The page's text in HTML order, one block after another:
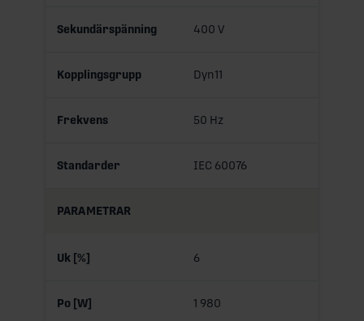
Sekundärspänning 400 V
Kopplingsgrupp Dyn11
Frekvens 50 Hz
Standarder IEC 60076
PARAMETRAR
Uk [%] 6
Po [W] 1 980